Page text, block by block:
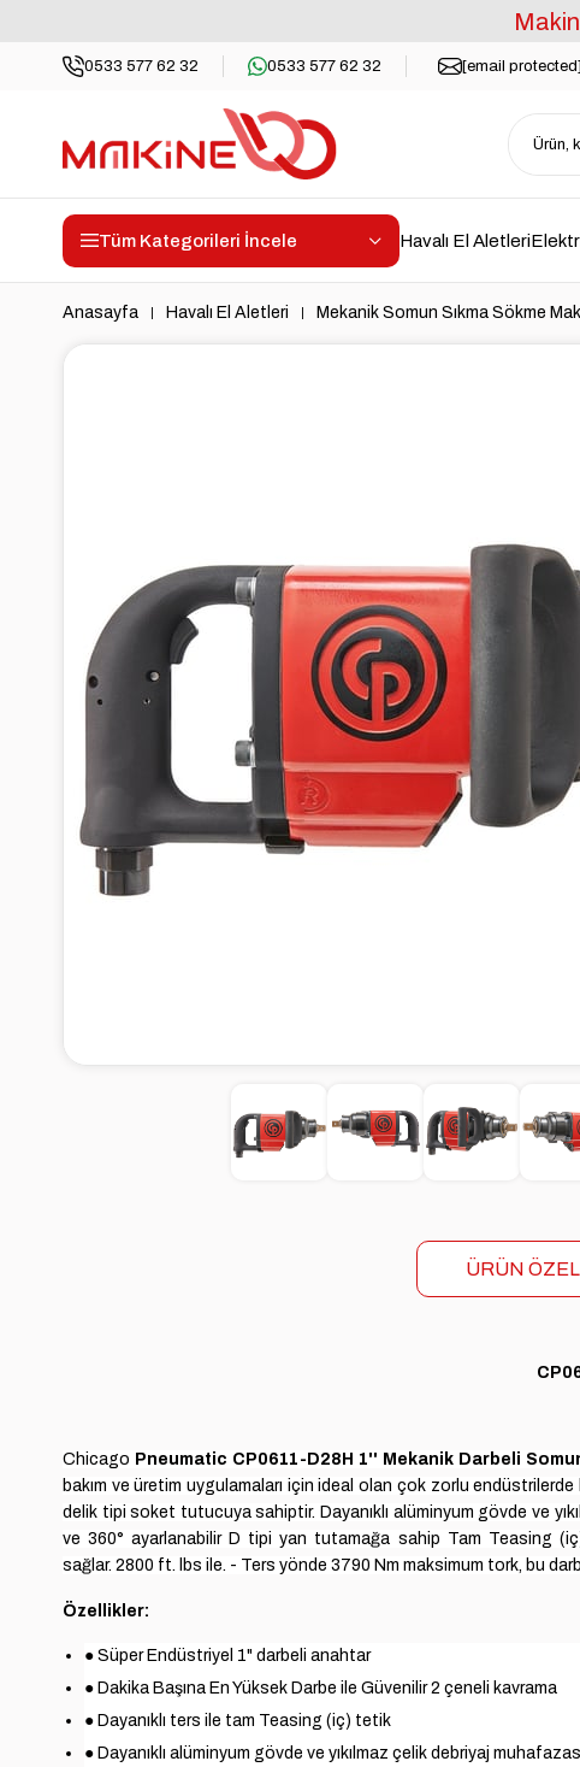
0533 577 62 32 0533 577 62 32 [email protected]
Tüm Kategorileri İncele Havalı El Aletleri
Anasayfa Havalı El Aletleri Mekanik Somun Sıkma Sökme
ÜRÜN
Chicago Pneumatic CP0611-D28H 1'' Mekanik Darbeli
bakım ve üretim uygulamaları için ideal olan çok zorlu endüstrilerde
delik tipi soket tutucuya sahiptir. Dayanıklı alüminyum gövde ve
ve 360° ayarlanabilir D tipi yan tutamağa sahip Tam Teasing
sağlar. 2800 ft. lbs ile. - Ters yönde 3790 Nm maksimum tork, bu
Özellikler:
● Süper Endüstriyel 1" darbeli anahtar
● Dakika Başına En Yüksek Darbe ile Güvenilir 2 çeneli kavrama
● Dayanıklı ters ile tam Teasing (iç) tetik
● Dayanıklı alüminyum gövde ve yıkılmaz çelik debriyaj